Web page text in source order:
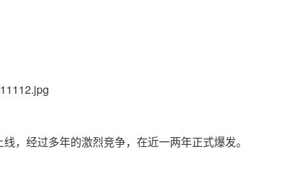
，经过多年的激烈竞争，在近一两年正式爆发。